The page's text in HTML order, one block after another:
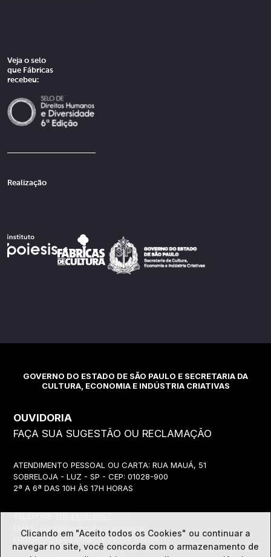
Veja o selo
que Fábricas
recebeu:
Realização
GOVERNO DO ESTADO DE SÃO PAULO E SECRETARIA DA
CULTURA, ECONOMIA E INDÚSTRIA CRIATIVAS
OUVIDORIA
FAÇA SUA SUGESTÃO OU RECLAMAÇÃO
ATENDIMENTO PESSOAL OU CARTA: RUA MAUÁ, 51
SOBRELOJA - LUZ - SP - CEP: 01028-900
2ª A 6ª DAS 10H ÀS 17H HORAS
EMAIL:
ouvidoria@cultura.sp.gov.br
ENDEREÇO ELETRÔNICO: clique abaixo
Clicando em "Aceito todos os Cookies" ou continuar a
navegar no site, você concorda com o armazenamento de